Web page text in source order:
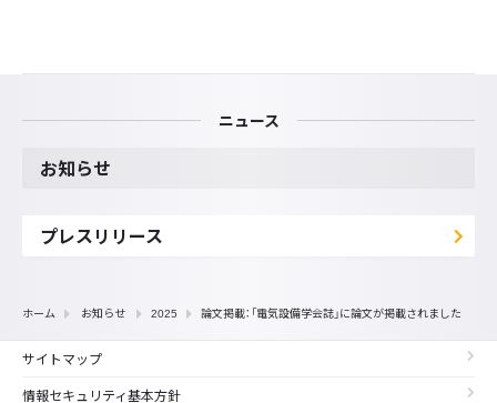
ニュース
お知らせ
プレスリリース
ホーム お知らせ 2025 論文掲載：「電気設備学会誌」に論文が掲載されました
サイトマップ
情報セキュリティ基本方針